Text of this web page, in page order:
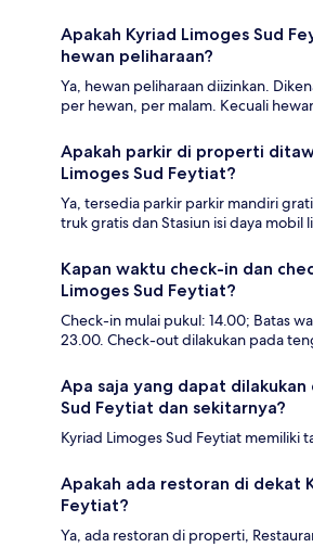
Apakah Kyriad Limoges Sud
hewan peliharaan?
Ya, hewan peliharaan diizinkan.
per hewan, per malam. Kecuali
Apakah parkir di properti
Limoges Sud Feytiat?
Ya, tersedia parkir parkir mandiri
truk gratis dan Stasiun isi daya mobil
Kapan waktu check-in dan
Limoges Sud Feytiat?
Check-in mulai pukul: 14.00; Batas
23.00. Check-out dilakukan pada
Apa saja yang dapat dilakukan
Sud Feytiat dan sekitarnya?
Kyriad Limoges Sud Feytiat memiliki
Apakah ada restoran di dekat
Feytiat?
Ya, ada restoran di properti,